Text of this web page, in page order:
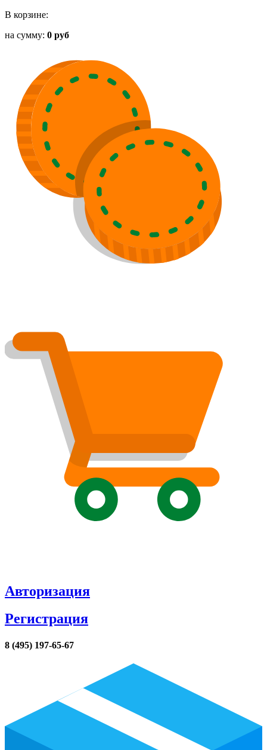
В корзине:
на сумму: 0 руб
Авторизация
Регистрация
8 (495) 197-65-67